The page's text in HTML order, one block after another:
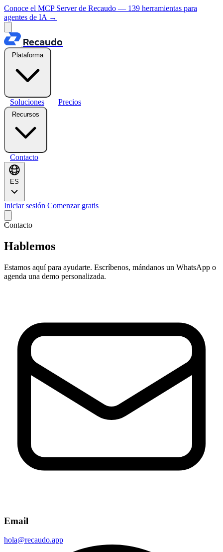
Conoce el MCP Server de Recaudo — 139 herramientas para
agentes de IA →
Recaudo
Plataforma
Soluciones Precios
Recursos
Contacto
ES
Iniciar sesión Comenzar gratis
Contacto
Hablemos
Estamos aquí para ayudarte. Escríbenos, mándanos un WhatsApp o
agenda una demo personalizada.
Email
hola@recaudo.app